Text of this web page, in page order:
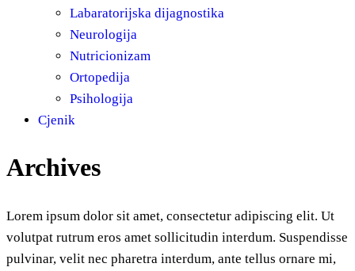
Labaratorijska dijagnostika
Neurologija
Nutricionizam
Ortopedija
Psihologija
Cjenik
Archives
Lorem ipsum dolor sit amet, consectetur adipiscing elit. Ut
volutpat rutrum eros amet sollicitudin interdum. Suspendisse
pulvinar, velit nec pharetra interdum, ante tellus ornare mi,